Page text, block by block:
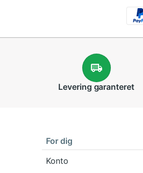
Levering garanteret
For dig
Konto